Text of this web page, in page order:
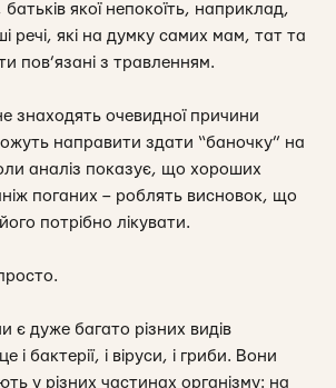
якої непокоїть, наприклад,
речі, які на думку самих мам, тат та
пов’язані з травленням.
знаходять очевидної причини
направити здати “баночку” на
аналіз показує, що хороших
поганих – роблять висновок, що
потрібно лікувати.
є дуже багато різних видів
і бактерії, і віруси, і гриби. Вони
у різних частинах організму: на